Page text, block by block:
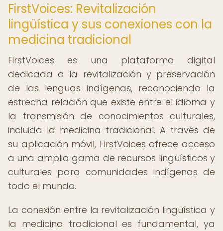
FirstVoices: Revitalización
lingüística y sus conexiones con la
medicina tradicional
FirstVoices es una plataforma digital
dedicada a la revitalización y preservación
de las lenguas indígenas, reconociendo la
estrecha relación que existe entre el idioma y
la transmisión de conocimientos culturales,
incluida la medicina tradicional. A través de
su aplicación móvil, FirstVoices ofrece acceso
a una amplia gama de recursos lingüísticos y
culturales para comunidades indígenas de
todo el mundo.
La conexión entre la revitalización lingüística y
la medicina tradicional es fundamental, ya